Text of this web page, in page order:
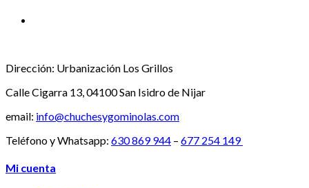
Dirección: Urbanización Los Grillos
Calle Cigarra 13, 04100 San Isidro de Nijar
email: info@chuchesygominolas.com
Teléfono y Whatsapp: 630 869 944 – 677 254 149
Mi cuenta